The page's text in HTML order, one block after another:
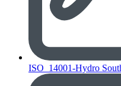
ISO_14001-Hydro